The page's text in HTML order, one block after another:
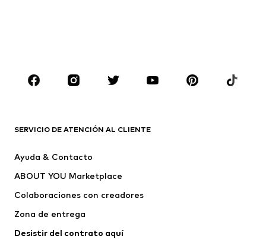
ROPA
Camisetas
Jeans
Pantalones
Ropa interior
Jerséis y cárdigans
Trajes y chaquetas
Ropa de baño
SERVICIO DE ATENCIÓN AL CLIENTE
Ayuda & Contacto
ABOUT YOU Marketplace
Colaboraciones con creadores
Zona de entrega
Desistir del contrato aquí